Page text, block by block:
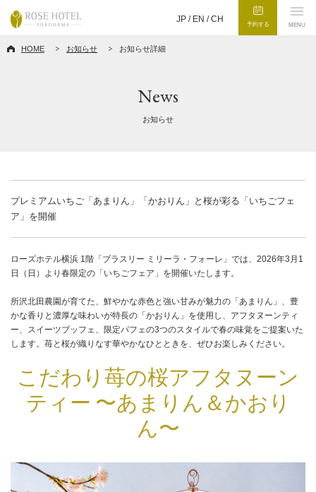
JP / EN /CH
予約する MENU
HOME お知らせ お知らせ詳細
News
お知らせ
プレミアムいちご「あまりん」「かおりん」と桜が彩る「いちごフェ
ア」を開催
ローズホテル横浜 1階「ブラスリー ミリーラ・フォーレ」では、2026年3月1
日（日）より春限定の「いちごフェア」を開催いたします。
所沢北田農園が育てた、鮮やかな赤色と強い甘みが魅力の「あまりん」、豊
かな香りと濃厚な味わいが特長の「かおりん」を使用し、アフタヌーンティ
ー、スイーツブッフェ、限定パフェの3つのスタイルで春の味覚をご提案いた
します。苺と桜が織りなす華やかなひとときを、ぜひお楽しみください。
こだわり苺の桜アフタヌーン
ティー 〜あまりん＆かおり
ん〜